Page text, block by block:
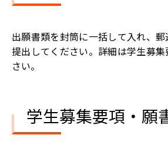
出願書類を封筒に一括して入れ、
提出してください。詳細は学生募
さい。
学生募集要項・願